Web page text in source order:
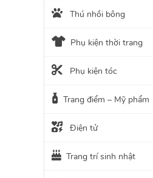
Thú nhồi bông
Phụ kiện thời trang
Phụ kiện tóc
Trang điểm – Mỹ phẩm
Điện tử
Trang trí sinh nhật